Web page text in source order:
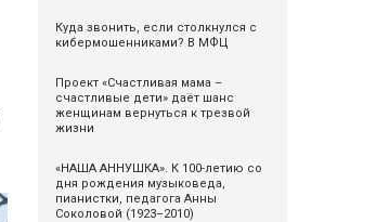
Куда звонить, если столкнулся с
кибермошенниками? В МФЦ
Проект «Счастливая мама –
счастливые дети» даёт шанс
женщинам вернуться к трезвой
жизни
«НАША АННУШКА». К 100-летию со
дня рождения музыковеда,
пианистки, педагога Анны
Соколовой (1923–2010)